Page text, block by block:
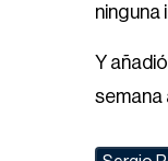
ninguna
Y
semana